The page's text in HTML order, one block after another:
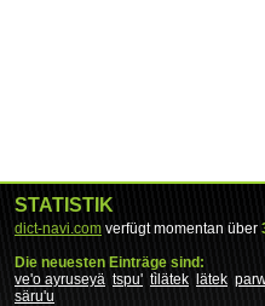
STATISTIK
dict-navi.com verfügt momentan über
Die neuesten Einträge sind:
ve'o ayruseyä tspu' tìlätek lätek
säru'u